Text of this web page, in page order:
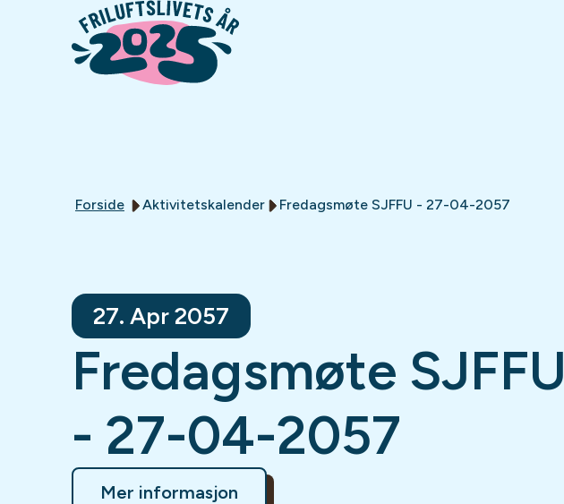
Forside Aktivitetskalender Fredagsmøte SJFFU - 27-04-2057
27. Apr 2057
Fredagsmøte SJFFU
- 27-04-2057
Mer informasjon